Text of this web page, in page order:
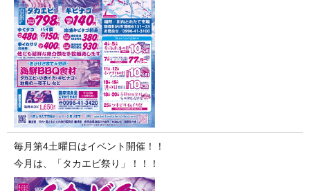
毎月第4土曜日はイベント開催！！
今月は、「タカエビ祭り」！！！